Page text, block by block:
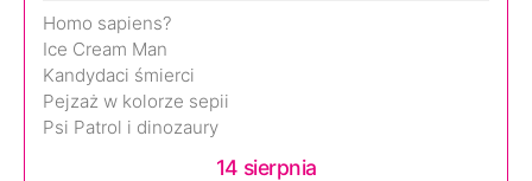
Homo sapiens?
Ice Cream Man
Kandydaci śmierci
Pejzaż w kolorze sepii
Psi Patrol i dinozaury
14 sierpnia